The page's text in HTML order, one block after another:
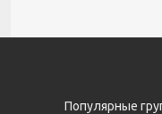
Популярные